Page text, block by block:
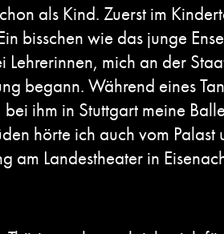
als Kind. Zuerst im
bisschen wie dasjunge
Lehrerinnen, mich an der
begann. Während eines
ihm in Stuttgart meine
hörte ich auch vom
am Landestheater in